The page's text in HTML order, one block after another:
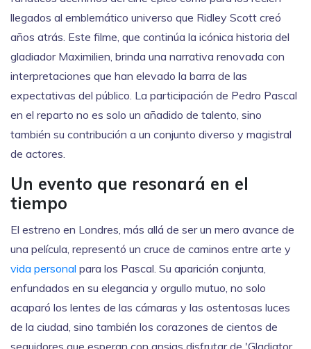
llegados al emblemático universo que Ridley Scott creó
años atrás. Este filme, que continúa la icónica historia del
gladiador Maximilien, brinda una narrativa renovada con
interpretaciones que han elevado la barra de las
expectativas del público. La participación de Pedro Pascal
en el reparto no es solo un añadido de talento, sino
también su contribución a un conjunto diverso y magistral
de actores.
Un evento que resonará en el
tiempo
El estreno en Londres, más allá de ser un mero avance de
una película, representó un cruce de caminos entre arte y
vida personal para los Pascal. Su aparición conjunta,
enfundados en su elegancia y orgullo mutuo, no solo
acaparó los lentes de las cámaras y las ostentosas luces
de la ciudad, sino también los corazones de cientos de